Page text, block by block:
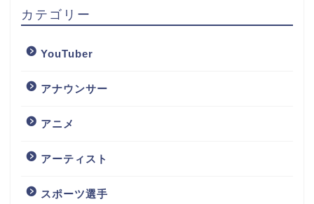
カテゴリー
YouTuber
アナウンサー
アニメ
アーティスト
スポーツ選手